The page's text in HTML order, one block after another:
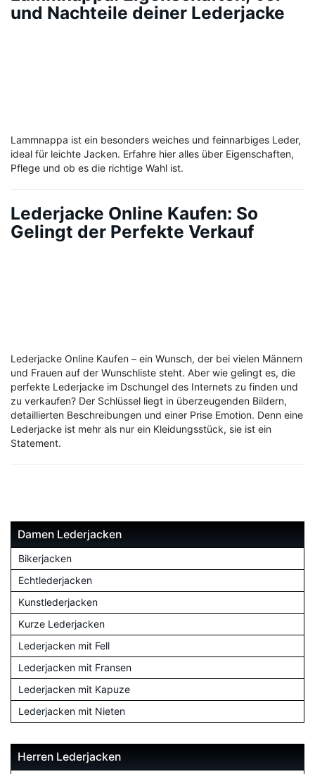
und Nachteile deiner Lederjacke
Lammnappa ist ein besonders weiches und feinnarbiges Leder,
ideal für leichte Jacken. Erfahre hier alles über Eigenschaften,
Pflege und ob es die richtige Wahl ist.
Lederjacke Online Kaufen: So
Gelingt der Perfekte Verkauf
Lederjacke Online Kaufen – ein Wunsch, der bei vielen Männern
und Frauen auf der Wunschliste steht. Aber wie gelingt es, die
perfekte Lederjacke im Dschungel des Internets zu finden und
zu verkaufen? Der Schlüssel liegt in überzeugenden Bildern,
detaillierten Beschreibungen und einer Prise Emotion. Denn eine
Lederjacke ist mehr als nur ein Kleidungsstück, sie ist ein
Statement.
Damen Lederjacken
Bikerjacken
Echtlederjacken
Kunstlederjacken
Kurze Lederjacken
Lederjacken mit Fell
Lederjacken mit Fransen
Lederjacken mit Kapuze
Lederjacken mit Nieten
Herren Lederjacken